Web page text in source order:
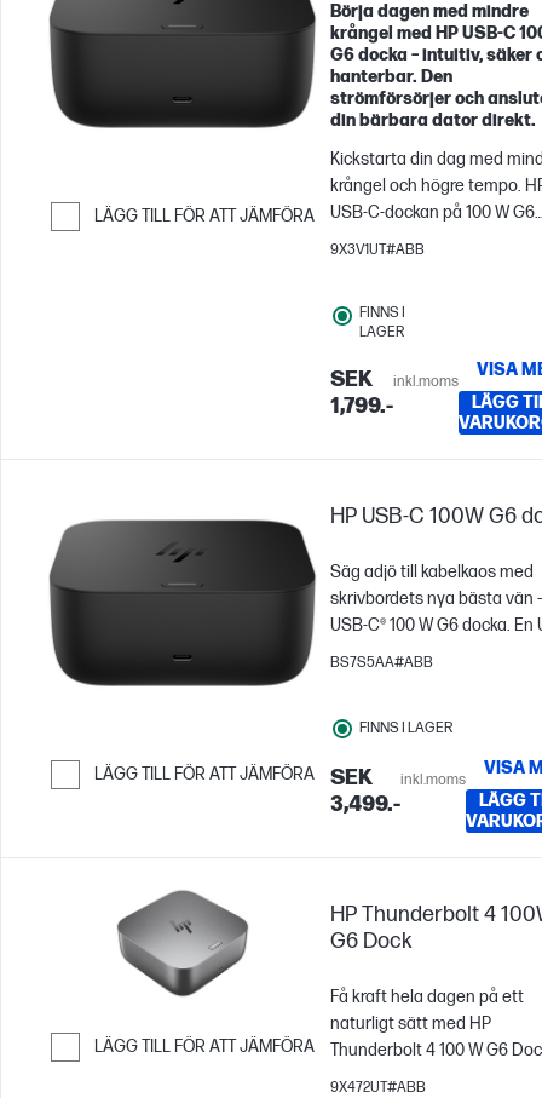
LÄGG TILL FÖR ATT JÄMFÖRA
Börja dagen med mindre
krångel med HP USB-C
G6 docka – intuitiv, säker
hanterbar. Den
strömförsörjer och
din bärbara dator direkt.
Kickstarta din dag med
krångel och högre tempo.
USB-C-dockan på 100 W G6
startar ditt ekosystem när
effektiviserar din
säker anslutning – samtidigt
som du förblir uppdaterad
9X3V1UT#ABB
FINNS I
LAGER
SEK
1,799.-
inkl.moms
VISA
LÄGG
LÄGG TILL FÖR ATT JÄMFÖRA
HP USB-C 100W G6
Säg adjö till kabelkaos med
skrivbordets nya bästa vän
USB-C® 100 W G6 docka. En
C[1]-kabel länkar samman
krångel och allt fungerar så
kan hålla dig i zonen.
BS7S5AA#ABB
FINNS I LAGER
SEK
3,499.-
inkl.moms
VISA
LÄGG
LÄGG TILL FÖR ATT JÄMFÖRA
HP Thunderbolt 4
G6 Dock
Få kraft hela dagen på ett
naturligt sätt med HP
Thunderbolt 4 100 W G6
Fokusera på det som är
9X472UT#ABB